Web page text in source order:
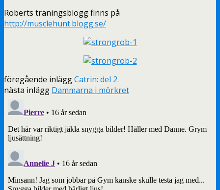
Roberts träningsblogg finns på
http://musclehunt.blogg.se/
föregående inläggCatrin: del 2.
nästa inlägg Dammarna i mörkret